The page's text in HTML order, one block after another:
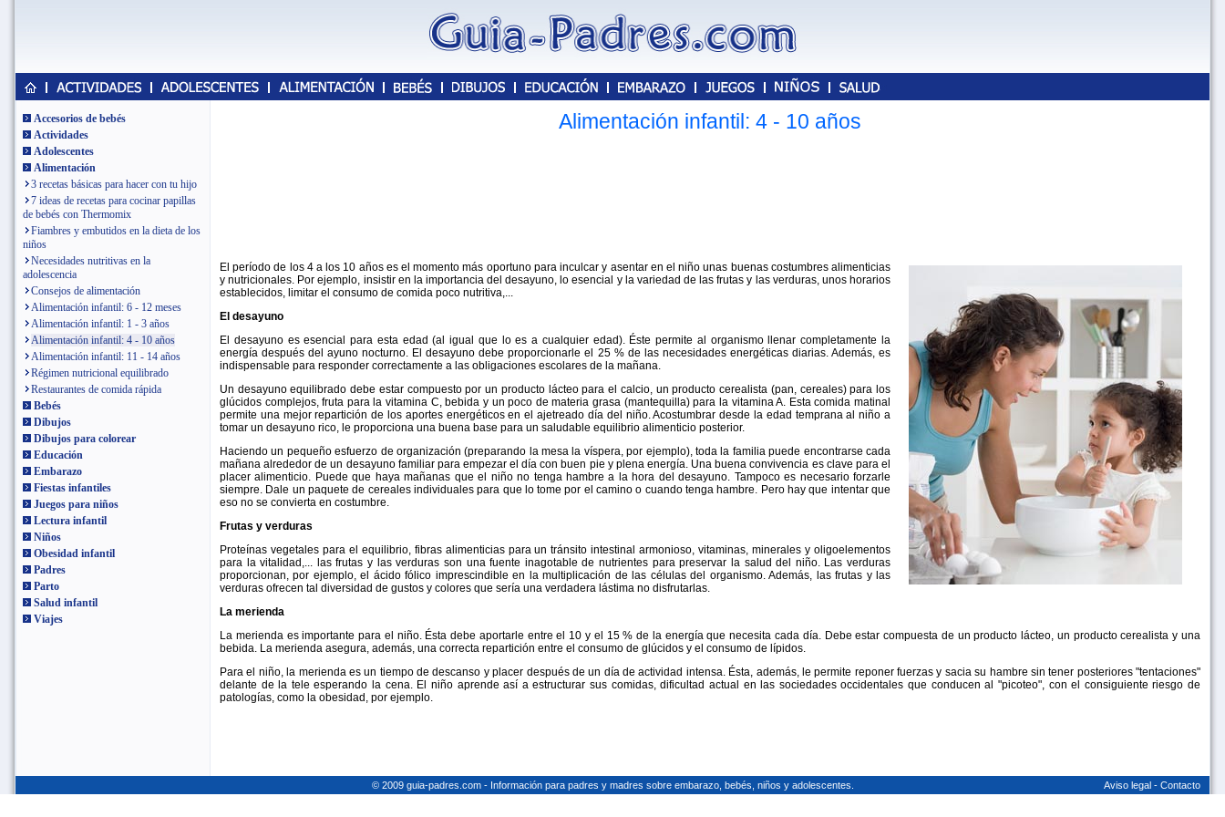
Accesorios de bebés
Actividades
Adolescentes
Alimentación
3 recetas básicas para hacer con tu hijo
7 ideas de recetas para cocinar papillas
de bebés con Thermomix
Fiambres y embutidos en la dieta de los
niños
Necesidades nutritivas en la
adolescencia
Consejos de alimentación
Alimentación infantil: 6 - 12 meses
Alimentación infantil: 1 - 3 años
Alimentación infantil: 4 - 10 años
Alimentación infantil: 11 - 14 años
Régimen nutricional equilibrado
Restaurantes de comida rápida
Bebés
Dibujos
Dibujos para colorear
Educación
Embarazo
Fiestas infantiles
Juegos para niños
Lectura infantil
Niños
Obesidad infantil
Padres
Parto
Salud infantil
Viajes
Alimentación infantil: 4 - 10 años
El período de los 4 a los 10 años es el momento más oportuno para inculcar y asentar en el niño unas buenas costumbres alimenticias
y nutricionales. Por ejemplo, insistir en la importancia del desayuno, lo esencial y la variedad de las frutas y las verduras, unos horarios
establecidos, limitar el consumo de comida poco nutritiva,...
El desayuno
El desayuno es esencial para esta edad (al igual que lo es a cualquier edad). Éste permite al organismo llenar completamente la
energía después del ayuno nocturno. El desayuno debe proporcionarle el 25 % de las necesidades energéticas diarias. Además, es
indispensable para responder correctamente a las obligaciones escolares de la mañana.
Un desayuno equilibrado debe estar compuesto por un producto lácteo para el calcio, un producto cerealista (pan, cereales) para los
glúcidos complejos, fruta para la vitamina C, bebida y un poco de materia grasa (mantequilla) para la vitamina A. Esta comida matinal
permite una mejor repartición de los aportes energéticos en el ajetreado día del niño. Acostumbrar desde la edad temprana al niño a
tomar un desayuno rico, le proporciona una buena base para un saludable equilibrio alimenticio posterior.
Haciendo un pequeño esfuerzo de organización (preparando la mesa la víspera, por ejemplo), toda la familia puede encontrarse cada
mañana alrededor de un desayuno familiar para empezar el día con buen pie y plena energía. Una buena convivencia es clave para el
placer alimenticio. Puede que haya mañanas que el niño no tenga hambre a la hora del desayuno. Tampoco es necesario forzarle
siempre. Dale un paquete de cereales individuales para que lo tome por el camino o cuando tenga hambre. Pero hay que intentar que
eso no se convierta en costumbre.
Frutas y verduras
Proteínas vegetales para el equilibrio, fibras alimenticias para un tránsito intestinal armonioso, vitaminas, minerales y oligoelementos
para la vitalidad,... las frutas y las verduras son una fuente inagotable de nutrientes para preservar la salud del niño. Las verduras
proporcionan, por ejemplo, el ácido fólico imprescindible en la multiplicación de las células del organismo. Además, las frutas y las
verduras ofrecen tal diversidad de gustos y colores que sería una verdadera lástima no disfrutarlas.
La merienda
La merienda es importante para el niño. Ésta debe aportarle entre el 10 y el 15 % de la energía que necesita cada día. Debe estar compuesta de un producto lácteo, un producto cerealista y una
bebida. La merienda asegura, además, una correcta repartición entre el consumo de glúcidos y el consumo de lípidos.
Para el niño, la merienda es un tiempo de descanso y placer después de un día de actividad intensa. Ésta, además, le permite reponer fuerzas y sacia su hambre sin tener posteriores "tentaciones"
delante de la tele esperando la cena. El niño aprende así a estructurar sus comidas, dificultad actual en las sociedades occidentales que conducen al "picoteo", con el consiguiente riesgo de
patologías, como la obesidad, por ejemplo.
© 2009 guia-padres.com - Información para padres y madres sobre embarazo, bebés, niños y adolescentes. Aviso legal - Contacto